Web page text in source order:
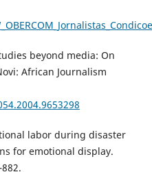
beyond media: On
African Journalism
labor during disaster
for emotional display.